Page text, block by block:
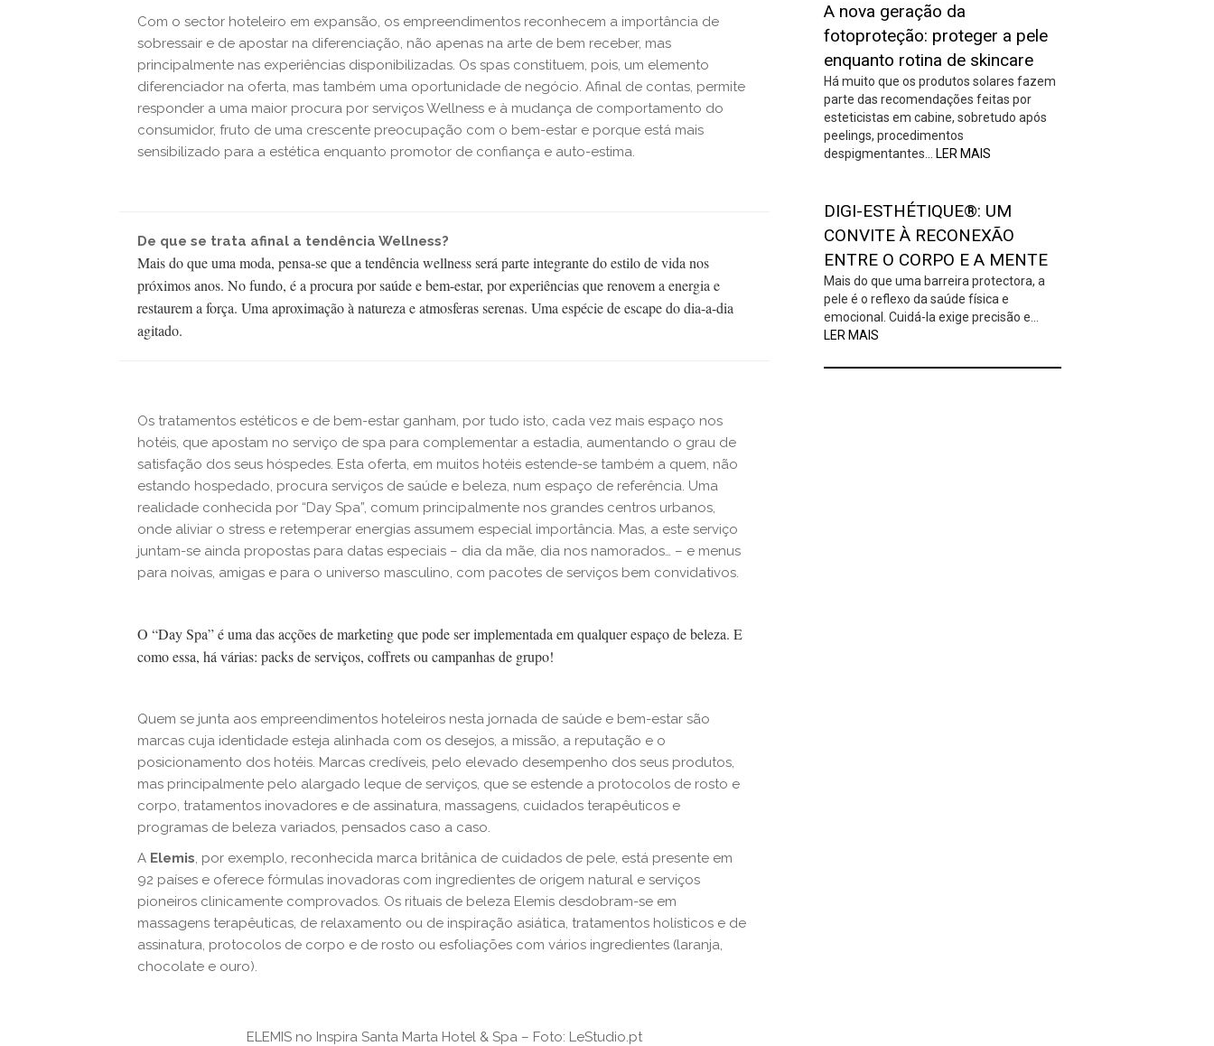
Com o sector hoteleiro em expansão, os empreendimentos reconhecem a importância de
sobressair e de apostar na diferenciação, não apenas na arte de bem receber, mas
principalmente nas experiências disponibilizadas. Os spas constituem, pois, um elemento
diferenciador na oferta, mas também uma oportunidade de negócio. Afinal de contas, permite
responder a uma maior procura por serviços Wellness e à mudança de comportamento do
consumidor, fruto de uma crescente preocupação com o bem-estar e porque está mais
sensibilizado para a estética enquanto promotor de confiança e auto-estima.
De que se trata afinal a tendência Wellness?
Mais do que uma moda, pensa-se que a tendência wellness será parte integrante do estilo de vida nos
próximos anos. No fundo, é a procura por saúde e bem-estar, por experiências que renovem a energia e
restaurem a força. Uma aproximação à natureza e atmosferas serenas. Uma espécie de escape do dia-a-dia
agitado.
Os tratamentos estéticos e de bem-estar ganham, por tudo isto, cada vez mais espaço nos
hotéis, que apostam no serviço de spa para complementar a estadia, aumentando o grau de
satisfação dos seus hóspedes. Esta oferta, em muitos hotéis estende-se também a quem, não
estando hospedado, procura serviços de saúde e beleza, num espaço de referência. Uma
realidade conhecida por “Day Spa”, comum principalmente nos grandes centros urbanos,
onde aliviar o stress e retemperar energias assumem especial importância. Mas, a este serviço
juntam-se ainda propostas para datas especiais – dia da mãe, dia nos namorados… – e menus
para noivas, amigas e para o universo masculino, com pacotes de serviços bem convidativos.
O “Day Spa” é uma das acções de marketing que pode ser implementada em qualquer espaço de beleza. E
como essa, há várias: packs de serviços, coffrets ou campanhas de grupo!
Quem se junta aos empreendimentos hoteleiros nesta jornada de saúde e bem-estar são
marcas cuja identidade esteja alinhada com os desejos, a missão, a reputação e o
posicionamento dos hotéis. Marcas credíveis, pelo elevado desempenho dos seus produtos,
mas principalmente pelo alargado leque de serviços, que se estende a protocolos de rosto e
corpo, tratamentos inovadores e de assinatura, massagens, cuidados terapêuticos e
programas de beleza variados, pensados caso a caso.
A Elemis, por exemplo, reconhecida marca britânica de cuidados de pele, está presente em
92 países e oferece fórmulas inovadoras com ingredientes de origem natural e serviços
pioneiros clinicamente comprovados. Os rituais de beleza Elemis desdobram-se em
massagens terapêuticas, de relaxamento ou de inspiração asiática, tratamentos holísticos e de
assinatura, protocolos de corpo e de rosto ou esfoliações com vários ingredientes (laranja,
chocolate e ouro).
ELEMIS no Inspira Santa Marta Hotel & Spa – Foto: LeStudio.pt
A nova geração da
fotoproteção: proteger a pele
enquanto rotina de skincare
Há muito que os produtos solares fazem
parte das recomendações feitas por
esteticistas em cabine, sobretudo após
peelings, procedimentos
despigmentantes…
LER MAIS
DIGI-ESTHÉTIQUE®: UM
CONVITE À RECONEXÃO
ENTRE O CORPO E A MENTE
Mais do que uma barreira protectora, a
pele é o reflexo da saúde física e
emocional. Cuidá-la exige precisão e…
LER MAIS